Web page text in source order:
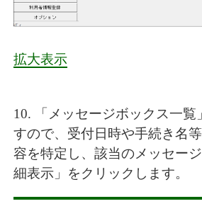
拡大表示
10. 「メッセージボックス一覧
すので、受付日時や手続き名
容を特定し、該当のメッセー
細表示」をクリックします。